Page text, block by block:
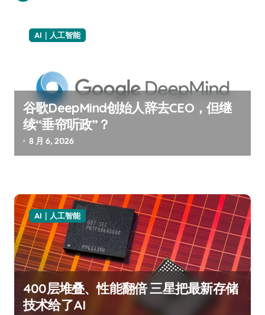
AI｜人工智能
谷歌DeepMind创始人辞去CEO，但继
续“垂帘听政”？
8 月 6, 2026
AI｜人工智能
400层堆叠、性能翻倍 三星把最新存储
技术给了AI